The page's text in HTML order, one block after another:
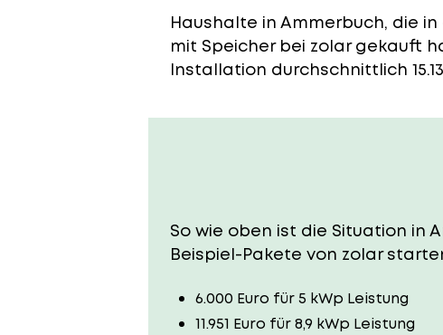
Haushalte in Ammerbuch, die
mit Speicher bei zolar gekauft
Installation durchschnittlich
So wie oben ist die Situation in
Beispiel-Pakete von zolar
6.000 Euro für 5 kWp Leistung
11.951 Euro für 8,9 kWp Leistung